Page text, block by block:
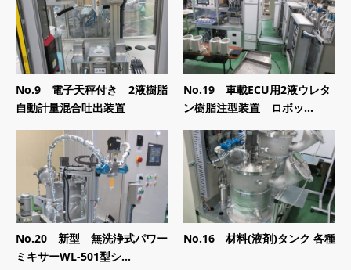
No.9 電子天秤付き 2液樹脂
自動計量混合吐出装置
No.19 車載ECU用2液ウレタ
ン樹脂注型装置 ロボッ...
No.20 新型 無洗浄式パワー
ミキサーWL-501型シ...
No.16 材料(液剤)タンク 各種